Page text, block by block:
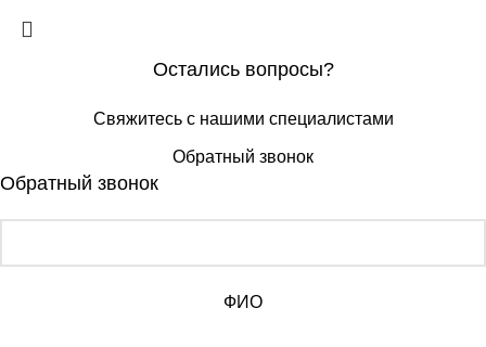
Остались вопросы?
Свяжитесь с нашими специалистами
Обратный звонок
Обратный звонок
ФИО